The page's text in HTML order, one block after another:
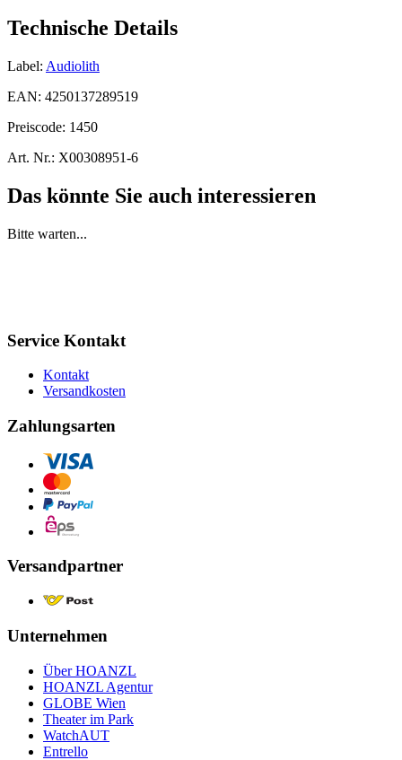
Technische Details
Label: Audiolith
EAN: 4250137289519
Preiscode: 1450
Art. Nr.: X00308951-6
Das könnte Sie auch interessieren
Bitte warten...
Service Kontakt
Kontakt
Versandkosten
Zahlungsarten
Versandpartner
Unternehmen
Über HOANZL
HOANZL Agentur
GLOBE Wien
Theater im Park
WatchAUT
Entrello